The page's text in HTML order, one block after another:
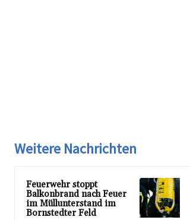
Weitere Nachrichten
Feuerwehr stoppt
Balkonbrand nach Feuer
im Müllunterstand im
Bornstedter Feld